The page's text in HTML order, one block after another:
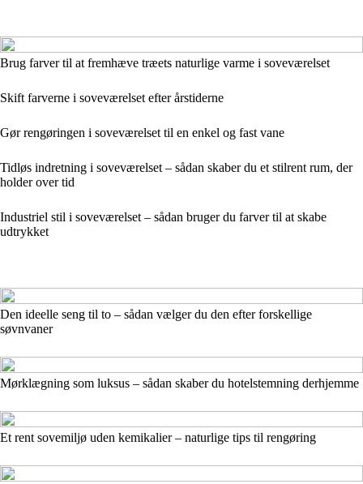
Brug farver til at fremhæve træets naturlige varme i soveværelset
Skift farverne i soveværelset efter årstiderne
Gør rengøringen i soveværelset til en enkel og fast vane
Tidløs indretning i soveværelset – sådan skaber du et stilrent rum, der
holder over tid
Industriel stil i soveværelset – sådan bruger du farver til at skabe
udtrykket
Den ideelle seng til to – sådan vælger du den efter forskellige
søvnvaner
Mørklægning som luksus – sådan skaber du hotelstemning derhjemme
Et rent sovemiljø uden kemikalier – naturlige tips til rengøring